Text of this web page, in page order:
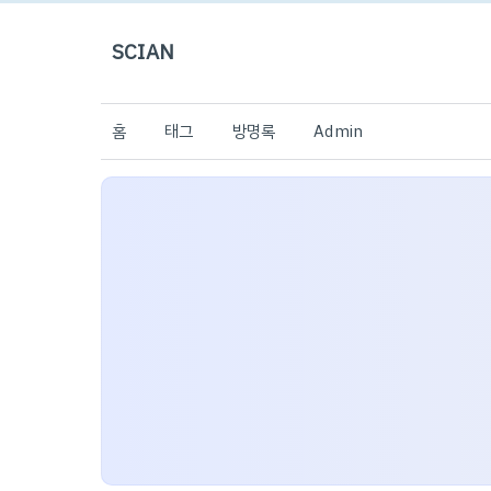
SCIAN
홈 태그 방명록 Admin